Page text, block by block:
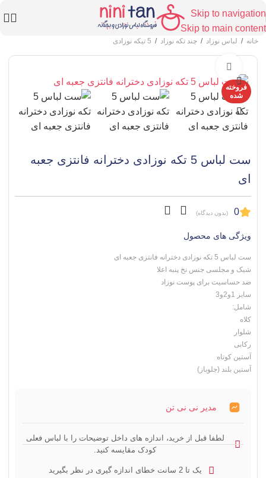
Skip to navigation
Skip to main content
خانه / لباس نوزاد / چند تکه نوزاد / 5 تیکه نوزادی
فروخته
شده
ست لباس 5 تکه نوزادی دخترانه فانتزی جعبه
ای
0 (بدون دیدگاه)
ویژگی های محصول
ست لباس 5 تکه نوزادی دخترانه فانتزی جعبه ای
شیک و مجلسی جنس نخ پنبه اعلا
ضد حساسیت برای پوست نوزاد
سایز 1و2و3
شامل:
کلاه
شلوار
رکابی
آستین کوتاه
آستین بلند (جلوباز)
مدیر نی نی تن
لطفا قبل از خرید، اندازه های داخل توضیحات را با لباس فعلی
کودک مقایسه کنید.
یک تا 2 سانت خطای اندازه گیری در نظر بگیرید